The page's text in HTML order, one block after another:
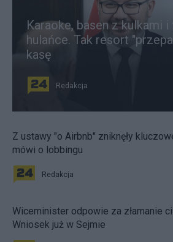
Karaoke, basen z kulkami i
hulańce. Tak resort
kasę
Redakcja
Z ustawy "o Airbnb" zniknęły
mówi o lobbingu
Redakcja
Wiceminister odpowie za złamanie
Wniosek już w Sejmie